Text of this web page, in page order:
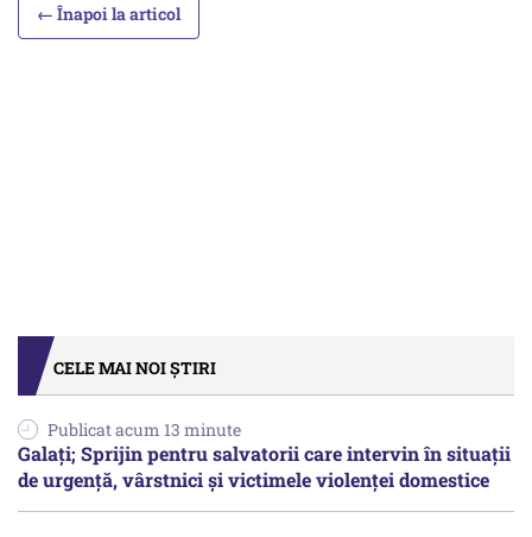
← Înapoi la articol
CELE MAI NOI ȘTIRI
Publicat acum 13 minute
Galați; Sprijin pentru salvatorii care intervin în situații
de urgență, vârstnici și victimele violenței domestice